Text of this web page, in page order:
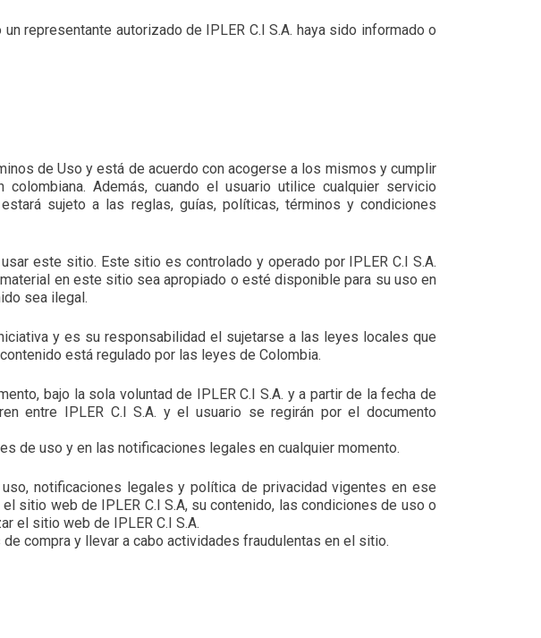
representante autorizado de IPLER C.I S.A. haya sido informado o
de Uso y está de acuerdo con acogerse a los mismos y cumplir
Además, cuando el usuario utilice cualquier servicio
sujeto a las reglas, guías, políticas, términos y condiciones
este sitio. Este sitio es controlado y operado por IPLER C.I S.A.
en este sitio sea apropiado o esté disponible para su uso en
sea ilegal.
y es su responsabilidad el sujetarse a las leyes locales que
está regulado por las leyes de Colombia.
bajo la sola voluntad de IPLER C.I S.A. y a partir de la fecha de
entre IPLER C.I S.A. y el usuario se regirán por el documento
de uso y en las notificaciones legales en cualquier momento.
notificaciones legales y política de privacidad vigentes en ese
sitio web de IPLER C.I S.A, su contenido, las condiciones de uso o
el sitio web de IPLER C.I S.A.
compra y llevar a cabo actividades fraudulentas en el sitio.